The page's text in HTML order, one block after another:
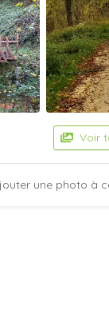
Voir
une photo à